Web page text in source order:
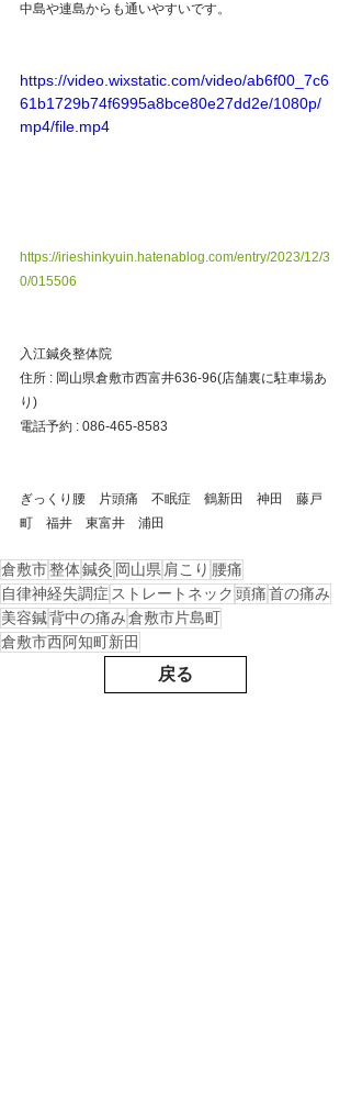
中島や連島からも通いやすいです。
https://video.wixstatic.com/video/ab6f00_7c6
61b1729b74f6995a8bce80e27dd2e/1080p/
mp4/file.mp4
https://irieshinkyuin.hatenablog.com/entry/2023/12/3
0/015506
入江鍼灸整体院
住所 : 岡山県倉敷市西富井636-96(店舗裏に駐車場あ
り)
電話予約 : 086-465-8583
ぎっくり腰　片頭痛　不眠症　鶴新田　神田　藤戸
町　福井　東富井　浦田
倉敷市整体鍼灸 岡山県肩こり 腰痛
自律神経失調症 ストレートネック 頭痛首の痛み
美容鍼背中の痛み倉敷市片島町
倉敷市西阿知町新田
戻る